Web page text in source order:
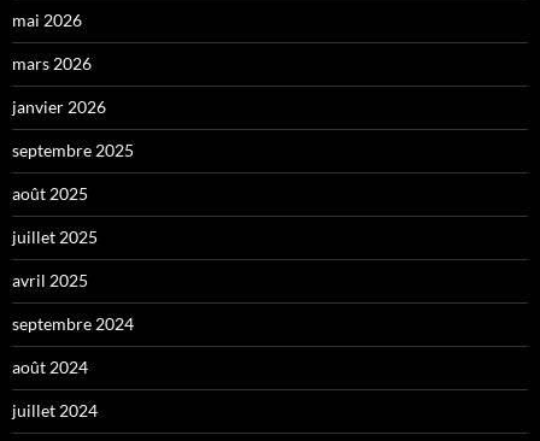
mai 2026
mars 2026
janvier 2026
septembre 2025
août 2025
juillet 2025
avril 2025
septembre 2024
août 2024
juillet 2024